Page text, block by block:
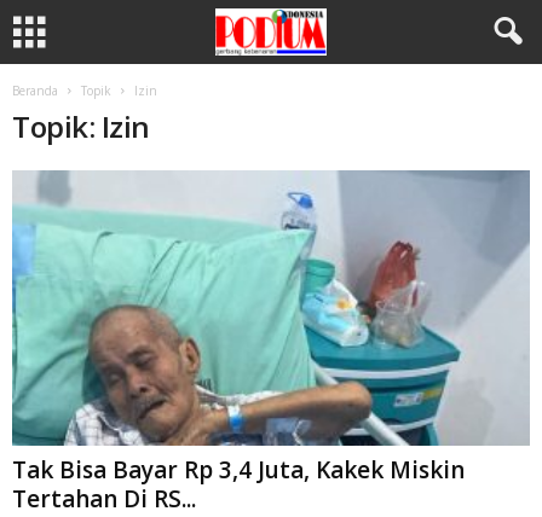
Beranda Topik Izin
Topik: Izin
Tak Bisa Bayar Rp 3,4 Juta, Kakek Miskin
Tertahan Di RS...